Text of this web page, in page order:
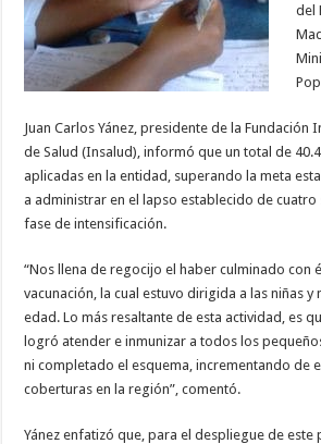
del
Juan Carlos Yánez, presidente de la Fundación
de Salud (Insalud), informó que un total de
aplicadas en la entidad, superando la meta
a administrar en el lapso establecido de cuatro
fase de intensificación.
“Nos llena de regocijo el haber culminado con
vacunación, la cual estuvo dirigida a las niñas y
edad. Lo más resaltante de esta actividad, es
logró atender e inmunizar a todos los
ni completado el esquema, incrementando de
coberturas en la región”, comentó.
Yánez enfatizó que, para el despliegue de